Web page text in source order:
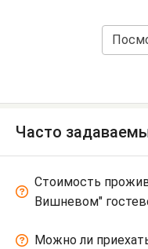
Часто
Стоимость
Вишневом"
Можно ли